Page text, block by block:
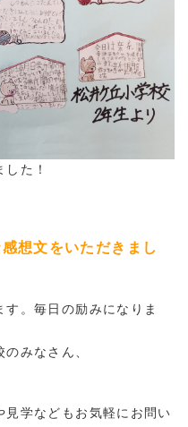
た！
想文をいただきまし
。毎日の励みになりま
みなさん、
見学などもお気軽にお問い